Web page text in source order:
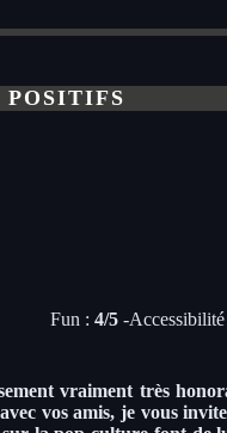
POSITIFS
Fun : 4/5 -Accessibilité
vraiment très
vos amis, je vous